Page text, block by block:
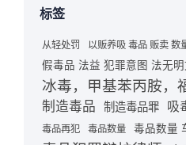
标签
从轻处罚 以贩养吸 毒品 贩卖 数
假毒品 法益 犯罪意图 法无
冰毒，甲基苯丙胺，
制造毒品 制造毒品罪 吸
毒品再犯 毒品数量 毒品数量